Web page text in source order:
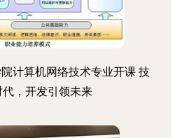
计算机网络技术专业开课 技
，开发引领未来